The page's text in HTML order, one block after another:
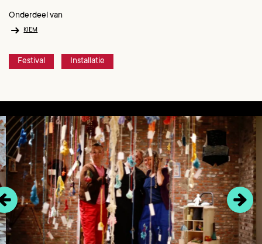
Onderdeel van
KIEM
Festival Installatie
Overslaan